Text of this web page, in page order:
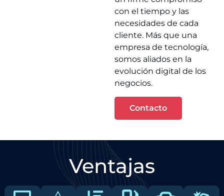
con el tiempo y las
necesidades de cada
cliente. Más que una
empresa de tecnología,
somos aliados en la
evolución digital de los
negocios.
Contacto
Ventajas